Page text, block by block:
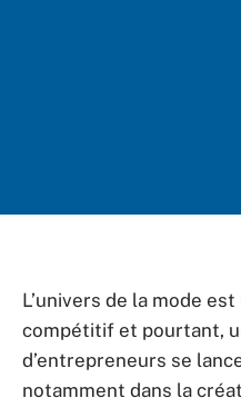
L’univers de la mode
compétitif et pourtant,
d’entrepreneurs se
notamment dans la